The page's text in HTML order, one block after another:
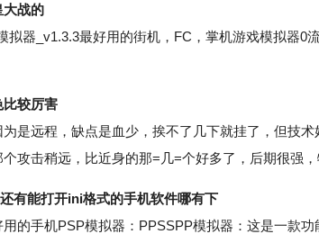
大战的
器_v1.3.3最好用的街机，FC，掌机游戏模拟器0
比较厉害
远程，缺点是血少，挨不了几下就挂了，但技术
攻击稍远，比近身的那=几=个好多了，后期很强
有能打开ini格式的手机软件哪有下
手机PSP模拟器：PPSSPP模拟器：这是一款功